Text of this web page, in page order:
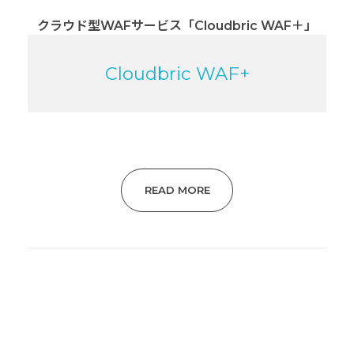
クラウド型WAFサービス「Cloudbric WAF＋」
Cloudbric WAF+
READ MORE